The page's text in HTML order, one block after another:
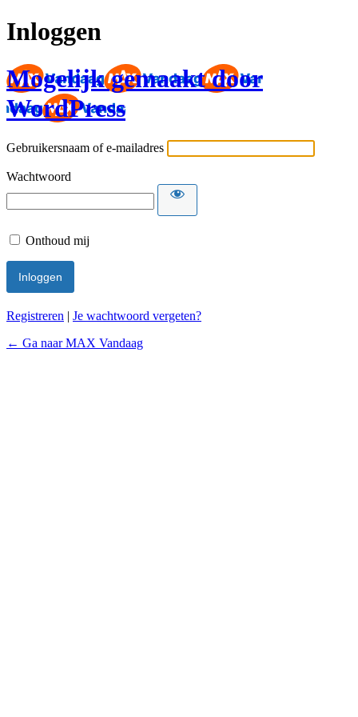
Inloggen
Mogelijk gemaakt door
WordPress
Gebruikersnaam of e-mailadres
Wachtwoord
Onthoud mij
Registreren | Je wachtwoord vergeten?
← Ga naar MAX Vandaag